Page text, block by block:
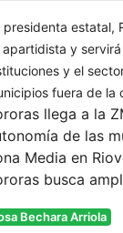
presidenta estatal,
apartidista y
y el
fuera de la
llega a la
de las
Media en
busca
Bechara Arriola